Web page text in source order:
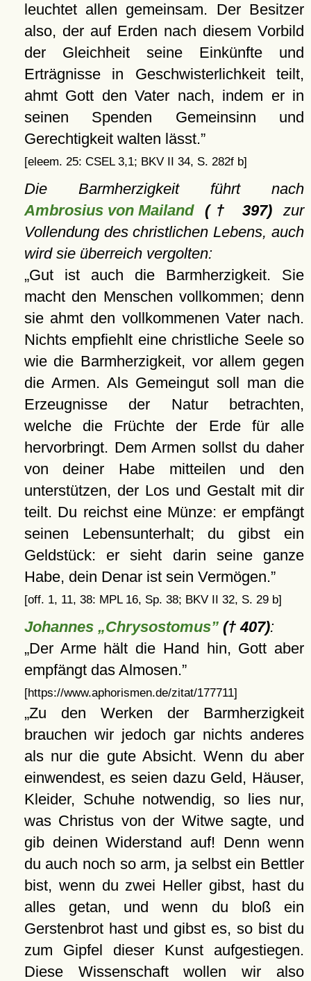
leuchtet allen gemeinsam. Der Besitzer
also, der auf Erden nach diesem Vorbild
der Gleichheit seine Einkünfte und
Erträgnisse in Geschwisterlichkeit teilt,
ahmt Gott den Vater nach, indem er in
seinen Spenden Gemeinsinn und
Gerechtigkeit walten lässt.
[eleem. 25: CSEL 3,1; BKV II 34, S. 282f b]
Die Barmherzigkeit führt nach
Ambrosius von Mailand(† 397) zur
Vollendung des christlichen Lebens, auch
wird sie überreich vergolten:
Gut ist auch die Barmherzigkeit. Sie
macht den Menschen vollkommen; denn
sie ahmt den vollkommenen Vater nach.
Nichts empfiehlt eine christliche Seele so
wie die Barmherzigkeit, vor allem gegen
die Armen. Als Gemeingut soll man die
Erzeugnisse der Natur betrachten,
welche die Früchte der Erde für alle
hervorbringt. Dem Armen sollst du daher
von deiner Habe mitteilen und den
unterstützen, der Los und Gestalt mit dir
teilt. Du reichst eine Münze: er empfängt
seinen Lebensunterhalt; du gibst ein
Geldstück: er sieht darin seine ganze
Habe, dein Denar ist sein Vermögen.
[off. 1, 11, 38: MPL 16, Sp. 38; BKV II 32, S. 29 b]
Johannes „Chrysostomus”(† 407):
Der Arme hält die Hand hin, Gott aber
empfängt das Almosen.
[https://www.aphorismen.de/zitat/177711]
Zu den Werken der Barmherzigkeit
brauchen wir jedoch gar nichts anderes
als nur die gute Absicht. Wenn du aber
einwendest, es seien dazu Geld, Häuser,
Kleider, Schuhe notwendig, so lies nur,
was Christus von der Witwe sagte, und
gib deinen Widerstand auf! Denn wenn
du auch noch so arm, ja selbst ein Bettler
bist, wenn du zwei Heller gibst, hast du
alles getan, und wenn du bloß ein
Gerstenbrot hast und gibst es, so bist du
zum Gipfel dieser Kunst aufgestiegen.
Diese Wissenschaft wollen wir also